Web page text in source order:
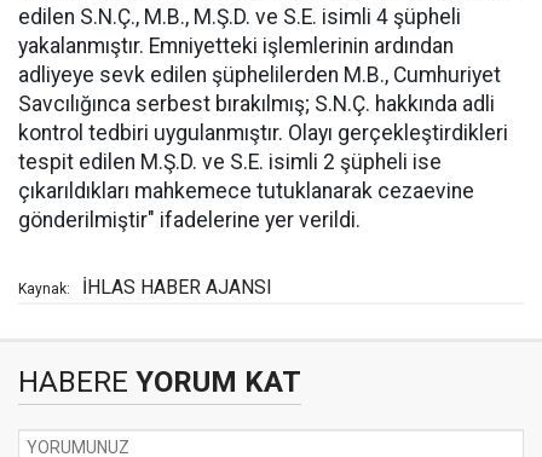
edilen S.N.Ç., M.B., M.Ş.D. ve S.E. isimli 4 şüpheli
yakalanmıştır. Emniyetteki işlemlerinin ardından
adliyeye sevk edilen şüphelilerden M.B., Cumhuriyet
Savcılığınca serbest bırakılmış; S.N.Ç. hakkında adli
kontrol tedbiri uygulanmıştır. Olayı gerçekleştirdikleri
tespit edilen M.Ş.D. ve S.E. isimli 2 şüpheli ise
çıkarıldıkları mahkemece tutuklanarak cezaevine
gönderilmiştir" ifadelerine yer verildi.
Kaynak: İHLAS HABER AJANSI
HABERE YORUM KAT